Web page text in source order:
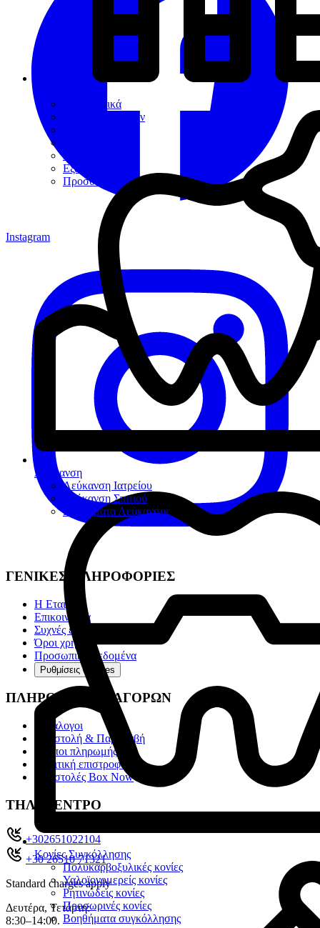
Διαγνωστικά
Αποκαταστάσεων
Χειρουργικής
Εξακτικής
Προσθετικής
Λεύκανση
Λεύκανση Ιατρείου
Λεύκανση Σπιτιού
Βοηθήματα Λεύκανσης
Κονίες Συγκόλλησης
Πολυκαρβοξυλικές κονίες
Υαλοϊονομερείς κονίες
Ρητινώδεις κονίες
Προσωρινές κονίες
Βοηθήματα συγκόλλησης
Instagram
ΓΕΝΙΚΕΣ ΠΛΗΡΟΦΟΡΙΕΣ
Η Εταιρία
Επικοινωνία
Συχνές ερωτήσεις
Όροι χρήσης
Προσωπικά Δεδομένα
Ρυθμίσεις cookies
ΠΛΗΡΟΦΟΡΙΕΣ ΑΓΟΡΩΝ
Κατάλογοι
Αποστολή & Παραλαβή
Τρόποι πληρωμής
Πολιτική επιστροφών
Αποστολές Box Now
ΤΗΛ. ΚΕΝΤΡΟ
+302651022104
+30 26510 71321
Standard charges apply
Δευτέρα, Τετάρτη:
8:30–14:00.